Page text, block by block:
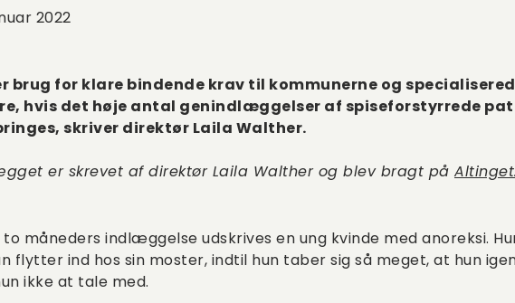
2022
brug for klare bindende krav til kommunerne og
hvis det høje antal genindlæggelser af spiseforstyrrede
skriver direktør Laila Walther.
er skrevet af direktør Laila Walther og blev bragt på
måneders indlæggelse udskrives en ung kvinde med anoreksi.
flytter ind hos sin moster, indtil hun taber sig så meget, at hun
ikke at tale med.